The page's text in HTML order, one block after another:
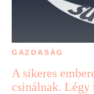
GAZDASÁG
A sikeres
csinálnak. Légy